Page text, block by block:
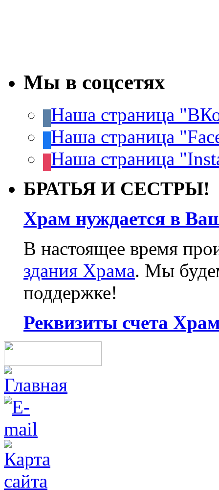
Мы в соцсетях
Наша страница
Наша страница
Наша страница
БРАТЬЯ И СЕСТРЫ!
Храм нуждается в
В настоящее время
здания Храма. Мы
поддержке!
Реквизиты счета